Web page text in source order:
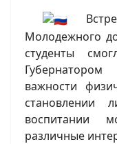
Молодежного
студенты
важности
становлении
воспитании
различные